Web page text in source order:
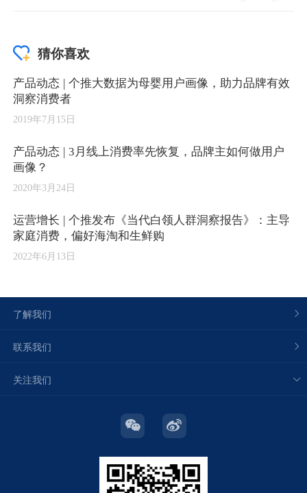
猜你喜欢
产品动态 | 个推大数据为母婴用户画像，助力品牌有效
洞察消费者
2019年7月15日
产品动态 | 3月线上消费率先恢复，品牌主如何做用户
画像？
2020年3月24日
运营增长 | 个推发布《当代白领人群洞察报告》：主导
家庭消费，偏好海淘和生鲜购
2022年6月13日
了解我们
联系我们
关注我们